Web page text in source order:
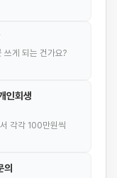
쓰게 되는 건가요?
인회생
각각 100만원씩
의